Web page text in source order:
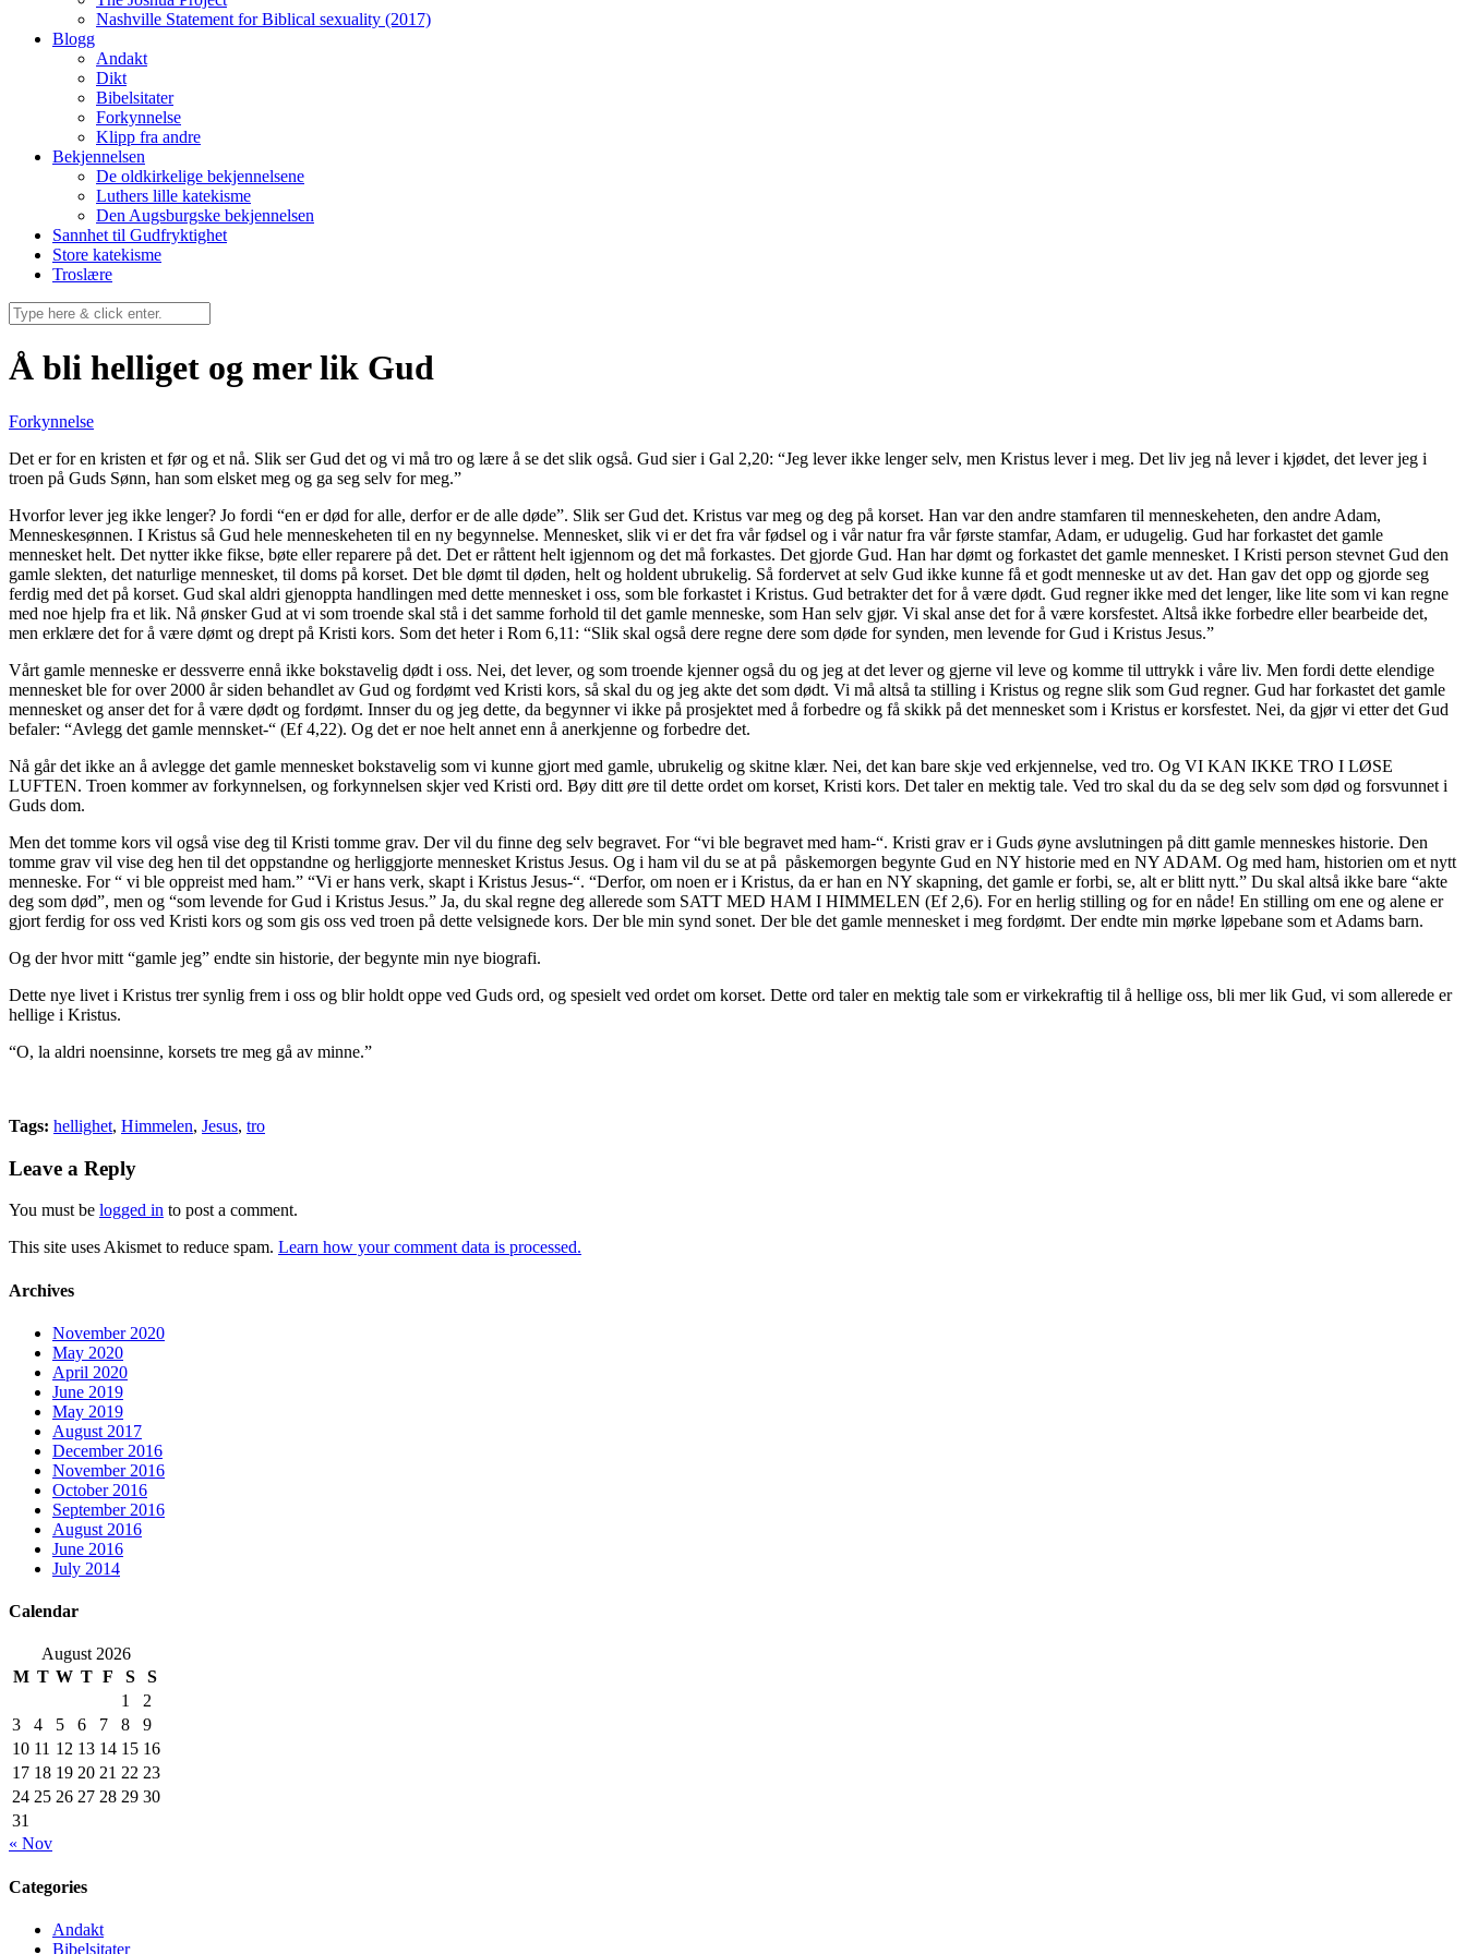
Nashville Statement for Biblical sexuality (2017)
Blogg
Andakt
Dikt
Bibelsitater
Forkynnelse
Klipp fra andre
Bekjennelsen
De oldkirkelige bekjennelsene
Luthers lille katekisme
Den Augsburgske bekjennelsen
Sannhet til Gudfryktighet
Store katekisme
Troslære
Å bli helliget og mer lik Gud
Forkynnelse
Det er for en kristen et før og et nå. Slik ser Gud det og vi må tro og lære å se det slik også. Gud sier i Gal 2,20: “Jeg lever ikke lenger selv, men Kristus lever i meg. Det liv jeg nå lever i kjødet, det lever jeg i
troen på Guds Sønn, han som elsket meg og ga seg selv for meg.”
Hvorfor lever jeg ikke lenger? Jo fordi “en er død for alle, derfor er de alle døde”. Slik ser Gud det. Kristus var meg og deg på korset. Han var den andre stamfaren til menneskeheten, den andre Adam,
Menneskesønnen. I Kristus så Gud hele menneskeheten til en ny begynnelse. Mennesket, slik vi er det fra vår fødsel og i vår natur fra vår første stamfar, Adam, er udugelig. Gud har forkastet det gamle
mennesket helt. Det nytter ikke fikse, bøte eller reparere på det. Det er råttent helt igjennom og det må forkastes. Det gjorde Gud. Han har dømt og forkastet det gamle mennesket. I Kristi person stevnet Gud den
gamle slekten, det naturlige mennesket, til doms på korset. Det ble dømt til døden, helt og holdent ubrukelig. Så fordervet at selv Gud ikke kunne få et godt menneske ut av det. Han gav det opp og gjorde seg
ferdig med det på korset. Gud skal aldri gjenoppta handlingen med dette mennesket i oss, som ble forkastet i Kristus. Gud betrakter det for å være dødt. Gud regner ikke med det lenger, like lite som vi kan regne
med noe hjelp fra et lik. Nå ønsker Gud at vi som troende skal stå i det samme forhold til det gamle menneske, som Han selv gjør. Vi skal anse det for å være korsfestet. Altså ikke forbedre eller bearbeide det,
men erklære det for å være dømt og drept på Kristi kors. Som det heter i Rom 6,11: “Slik skal også dere regne dere som døde for synden, men levende for Gud i Kristus Jesus.”
Vårt gamle menneske er dessverre ennå ikke bokstavelig dødt i oss. Nei, det lever, og som troende kjenner også du og jeg at det lever og gjerne vil leve og komme til uttrykk i våre liv. Men fordi dette elendige
mennesket ble for over 2000 år siden behandlet av Gud og fordømt ved Kristi kors, så skal du og jeg akte det som dødt. Vi må altså ta stilling i Kristus og regne slik som Gud regner. Gud har forkastet det gamle
mennesket og anser det for å være dødt og fordømt. Innser du og jeg dette, da begynner vi ikke på prosjektet med å forbedre og få skikk på det mennesket som i Kristus er korsfestet. Nei, da gjør vi etter det Gud
befaler: “Avlegg det gamle mennsket-“ (Ef 4,22). Og det er noe helt annet enn å anerkjenne og forbedre det.
Nå går det ikke an å avlegge det gamle mennesket bokstavelig som vi kunne gjort med gamle, ubrukelig og skitne klær. Nei, det kan bare skje ved erkjennelse, ved tro. Og VI KAN IKKE TRO I LØSE
LUFTEN. Troen kommer av forkynnelsen, og forkynnelsen skjer ved Kristi ord. Bøy ditt øre til dette ordet om korset, Kristi kors. Det taler en mektig tale. Ved tro skal du da se deg selv som død og forsvunnet i
Guds dom.
Men det tomme kors vil også vise deg til Kristi tomme grav. Der vil du finne deg selv begravet. For “vi ble begravet med ham-“. Kristi grav er i Guds øyne avslutningen på ditt gamle menneskes historie. Den
tomme grav vil vise deg hen til det oppstandne og herliggjorte mennesket Kristus Jesus. Og i ham vil du se at på påskemorgen begynte Gud en NY historie med en NY ADAM. Og med ham, historien om et nytt
menneske. For “ vi ble oppreist med ham.” “Vi er hans verk, skapt i Kristus Jesus-“. “Derfor, om noen er i Kristus, da er han en NY skapning, det gamle er forbi, se, alt er blitt nytt.” Du skal altså ikke bare “akte
deg som død”, men og “som levende for Gud i Kristus Jesus.” Ja, du skal regne deg allerede som SATT MED HAM I HIMMELEN (Ef 2,6). For en herlig stilling og for en nåde! En stilling om ene og alene er
gjort ferdig for oss ved Kristi kors og som gis oss ved troen på dette velsignede kors. Der ble min synd sonet. Der ble det gamle mennesket i meg fordømt. Der endte min mørke løpebane som et Adams barn.
Og der hvor mitt “gamle jeg” endte sin historie, der begynte min nye biografi.
Dette nye livet i Kristus trer synlig frem i oss og blir holdt oppe ved Guds ord, og spesielt ved ordet om korset. Dette ord taler en mektig tale som er virkekraftig til å hellige oss, bli mer lik Gud, vi som allerede er
hellige i Kristus.
“O, la aldri noensinne, korsets tre meg gå av minne.”
Tags: hellighet, Himmelen, Jesus, tro
Leave a Reply
You must be logged in to post a comment.
This site uses Akismet to reduce spam. Learn how your comment data is processed.
Archives
November 2020
May 2020
April 2020
June 2019
May 2019
August 2017
December 2016
November 2016
October 2016
September 2016
August 2016
June 2016
July 2014
Calendar
August 2026
M T W T F S
S
1
2
3
4 5 6 7 8
9
10 11 12 13 14 15 16
17 18 19 20 21 22 23
24 25 26 27 28 29 30
31
« Nov
Categories
Andakt
Bibelsitater